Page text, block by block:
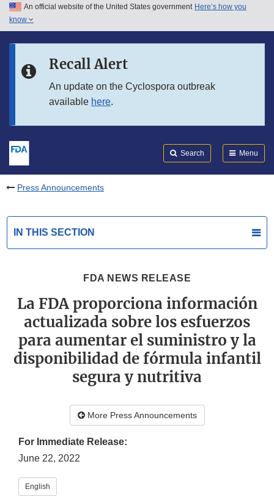
Skip to main content
Skip to in this section menu
An official website of the United States government Here’s how you
know
Recall Alert
An update on the Cyclospora outbreak
available here.
Search Menu
Press Announcements
IN THIS SECTION
FDA NEWS RELEASE
La FDA proporciona información
actualizada sobre los esfuerzos
para aumentar el suministro y la
disponibilidad de fórmula infantil
segura y nutritiva
More Press Announcements
For Immediate Release:
June 22, 2022
English